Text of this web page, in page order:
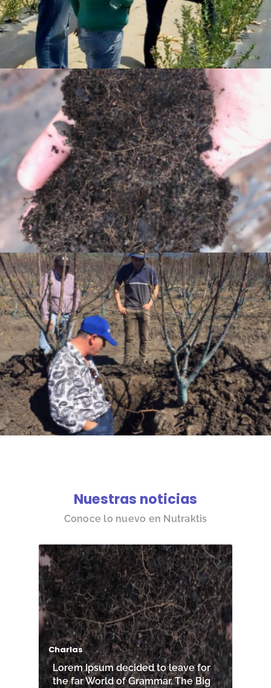
Nuestras noticias
Conoce lo nuevo en Nutraktis
Charlas
Lorem Ipsum decided to leave for
the far World of Grammar. The Big